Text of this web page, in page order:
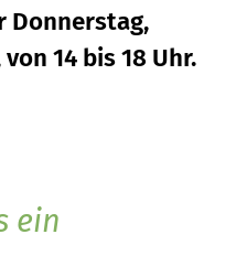
Donnerstag,
14 bis 18 Uhr.
ein